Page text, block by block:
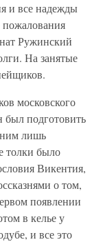
и все надежды
Ружинский
На занятые
московского
подготовить
лишь
толки было
Викентия,
о том,
появлении
в келье у
и все это